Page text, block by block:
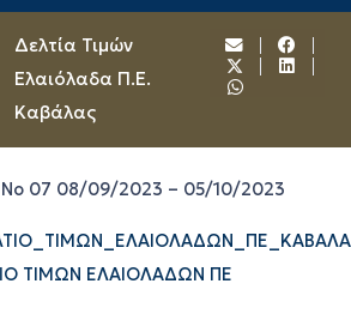
Δελτία Τιμών
Ελαιόλαδα Π.Ε.
Καβάλας
Νο 07 08/09/2023 – 05/10/2023
ΤΙΜΩΝ ΕΛΑΙΟΛΑΔΩΝ ΠΕ